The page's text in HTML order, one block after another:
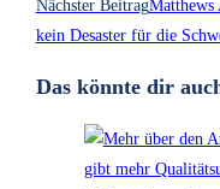
Nächster BeitragMatthews
kein Desaster für die
Das könnte dir